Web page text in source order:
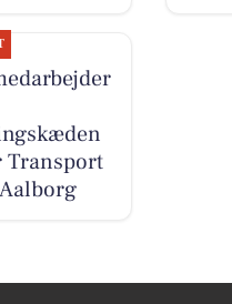
Transport